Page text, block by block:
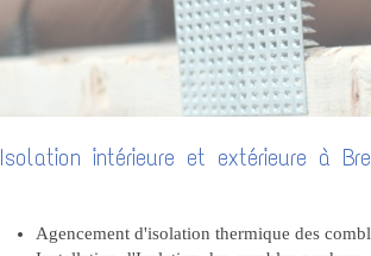
Isolation intérieure et extérieure à
Agencement d'isolation thermique des